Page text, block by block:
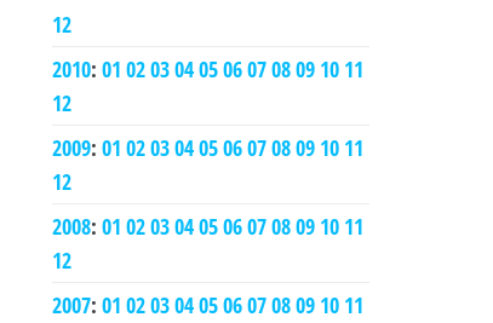
12
2010: 01 0203040506070809 10 11
12
2009: 01 0203040506070809 10 11
12
2008: 01 0203040506070809 10 11
12
2007: 01 0203040506070809 10 11